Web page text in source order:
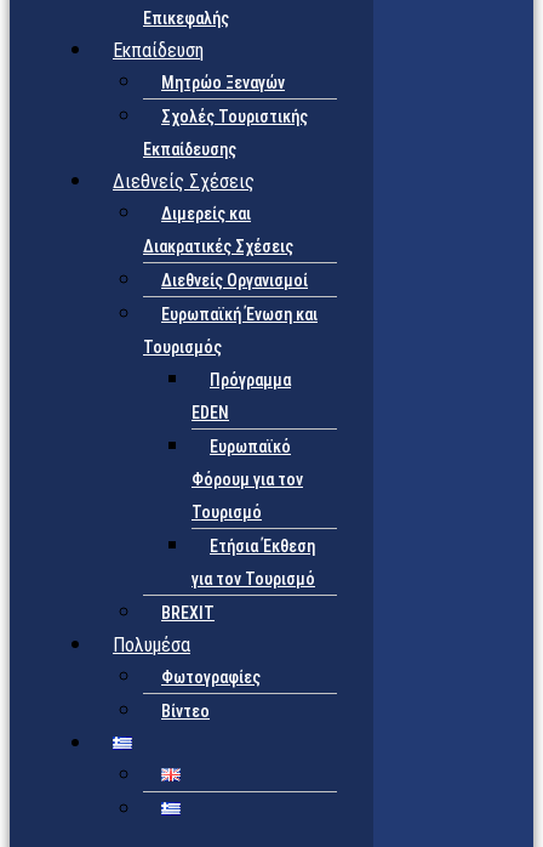
Επικεφαλής
Εκπαίδευση
Μητρώο Ξεναγών
Σχολές Τουριστικής
Εκπαίδευσης
Διεθνείς Σχέσεις
Διμερείς και
Διακρατικές Σχέσεις
Διεθνείς Οργανισμοί
Ευρωπαϊκή Ένωση και
Τουρισμός
Πρόγραμμα
EDEN
Ευρωπαϊκό
Φόρουμ για τον
Τουρισμό
Ετήσια Έκθεση
για τον Τουρισμό
BREXIT
Πολυμέσα
Φωτογραφίες
Βίντεο